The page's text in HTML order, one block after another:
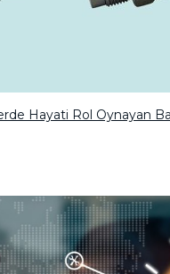
Hayati Rol Oynayan